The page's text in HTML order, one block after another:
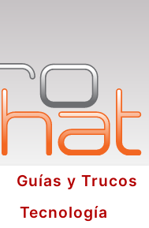
Guías y Trucos
Tecnología